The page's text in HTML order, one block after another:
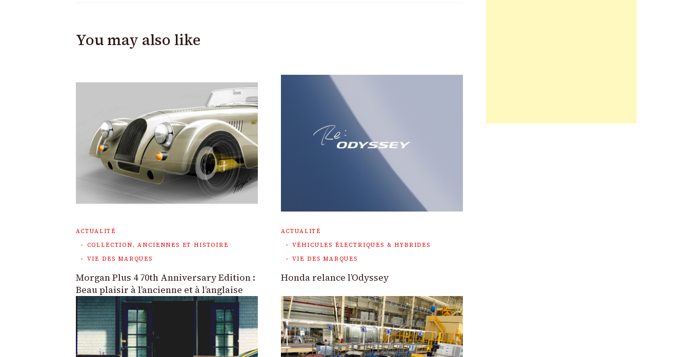
You may also like
ACTUALITÉ
COLLECTION, ANCIENNES ET HISTOIRE
VIE DES MARQUES
Morgan Plus 4 70th Anniversary Edition :
Beau plaisir à l’ancienne et à l’anglaise
ACTUALITÉ
VÉHICULES ÉLECTRIQUES & HYBRIDES
VIE DES MARQUES
Honda relance l’Odyssey